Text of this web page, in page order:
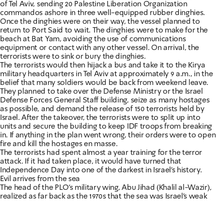
of Tel Aviv, sending 20 Palestine Liberation Organization
commandos ashore in three well-equipped rubber dinghies.
Once the dinghies were on their way, the vessel planned to
return to Port Said to wait. The dinghies were to make for the
beach at Bat Yam, avoiding the use of communications
equipment or contact with any other vessel. On arrival, the
terrorists were to sink or bury the dinghies.
The terrorists would then hijack a bus and take it to the Kirya
military headquarters in Tel Aviv at approximately 9 a.m., in the
belief that many soldiers would be back from weekend leave.
They planned to take over the Defense Ministry or the Israel
Defense Forces General Staff building, seize as many hostages
as possible, and demand the release of 150 terrorists held by
Israel. After the takeover, the terrorists were to split up into
units and secure the building to keep IDF troops from breaking
in. If anything in the plan went wrong, their orders were to open
fire and kill the hostages en masse.
The terrorists had spent almost a year training for the terror
attack. If it had taken place, it would have turned that
Independence Day into one of the darkest in Israel's history.
Evil arrives from the sea
The head of the PLO's military wing, Abu Jihad (Khalil al-Wazir),
realized as far back as the 1970s that the sea was Israel's weak